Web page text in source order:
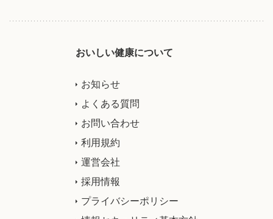
おいしい健康について
お知らせ
よくある質問
お問い合わせ
利用規約
運営会社
採用情報
プライバシーポリシー